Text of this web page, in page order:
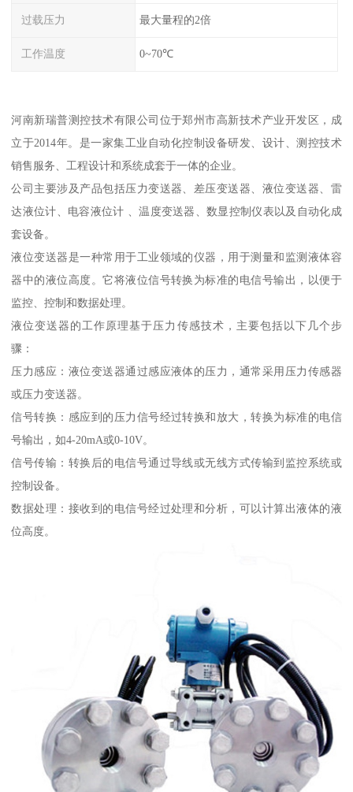
过载压力 最大量程的2倍
工作温度 0~70℃
河南新瑞普测控技术有限公司位于郑州市高新技术产业开发区，成
立于2014年。是一家集工业自动化控制设备研发、设计、测控技术
销售服务、工程设计和系统成套于一体的企业。
公司主要涉及产品包括压力变送器、差压变送器、液位变送器、雷
达液位计、电容液位计 、温度变送器、数显控制仪表以及自动化成
套设备。
液位变送器是一种常用于工业领域的仪器，用于测量和监测液体容
器中的液位高度。它将液位信号转换为标准的电信号输出，以便于
监控、控制和数据处理。
液位变送器的工作原理基于压力传感技术，主要包括以下几个步
骤：
压力感应：液位变送器通过感应液体的压力，通常采用压力传感器
或压力变送器。
信号转换：感应到的压力信号经过转换和放大，转换为标准的电信
号输出，如4-20mA或0-10V。
信号传输：转换后的电信号通过导线或无线方式传输到监控系统或
控制设备。
数据处理：接收到的电信号经过处理和分析，可以计算出液体的液
位高度。